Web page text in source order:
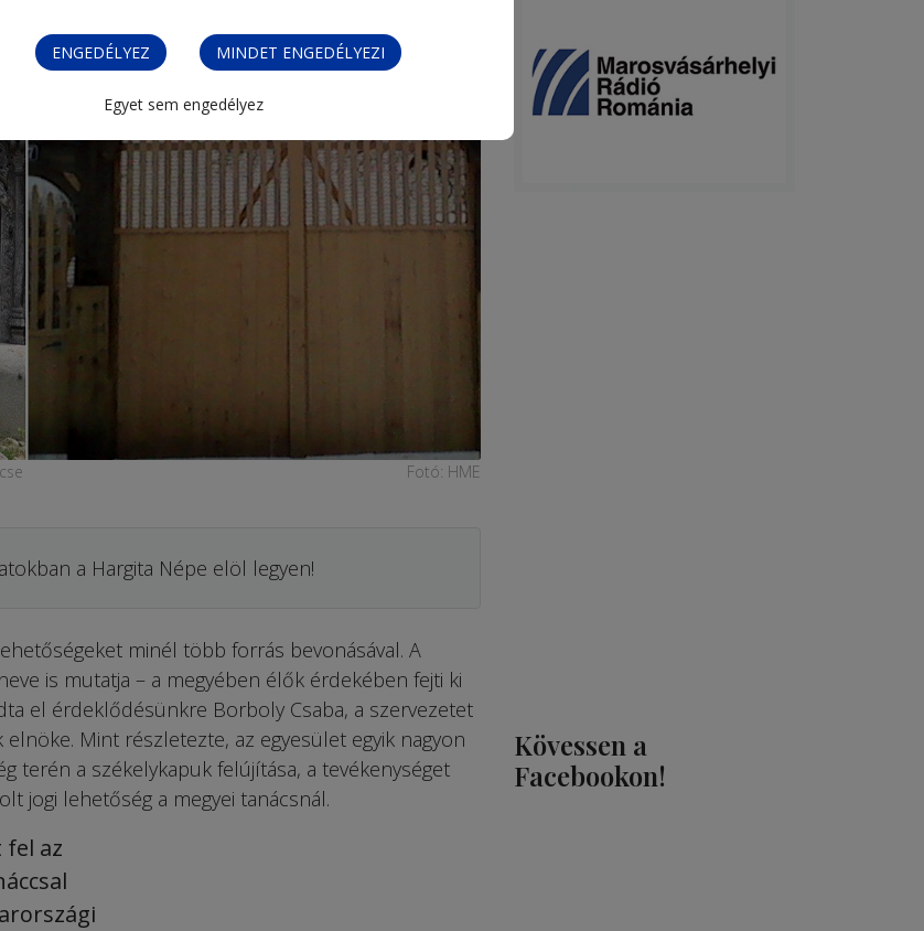
ENGEDÉLYEZ MINDET ENGEDÉLYEZI
Egyet sem engedélyez
Fotó: HME
a Hargita Népe elöl legyen!
minél több for­rás bevonásával. A
is mutatja – a megyében élők érdekében fejti ki
el érdeklődésünkre Borboly Csaba, a szervezetet
Mint részletezte, az egyesület egyik nagyon
terén a székelykapuk felújítása, a tevékenységet
jogi lehetőség a megyei tanácsnál.
az
Kövessen a
Facebookon!